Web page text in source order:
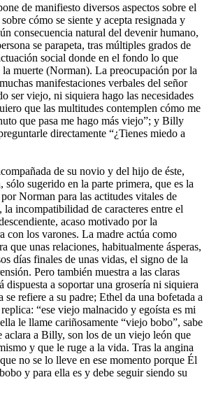
de manifiesto diversos aspectos sobre el
cómo se siente y acepta resignada y
consecuencia natural del devenir humano,
se parapeta, tras múltiples grados de
social donde en el fondo lo que
muerte (Norman). La preocupación por la
manifestaciones verbales del señor
ser viejo, ni siquiera hago las necesidades
que las multitudes contemplen cómo me
que pasa me hago más viejo”; y Billy
directamente “¿Tienes miedo a
de su novio y del hijo de éste,
sólo sugerido en la parte primera, que es la
Norman para las actitudes vitales de
la incompatibilidad de caracteres entre el
acaso motivado por la
con los varones. La madre actúa como
que unas relaciones, habitualmente ásperas,
días finales de unas vidas, el signo de la
Pero también muestra a las claras
dispuesta a soportar una grosería ni siquiera
se refiere a su padre; Ethel da una bofetada a
“ese viejo malnacido y egoísta es mi
le llame cariñosamente “viejo bobo”, sabe
aclara a Billy, son los de un viejo león que
y que le ruge a la vida. Tras la angina
no se lo lleve en ese momento porque Él
y para ella es y debe seguir siendo su